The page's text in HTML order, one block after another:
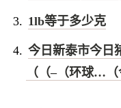
1lb等于多少克
今日新泰市今日
（（–（环球…（